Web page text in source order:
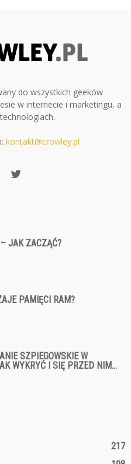
do wszystkich geeków
w internecie i marketingu, a
kontakt@crowley.pl
JAK ZACZĄĆ?
PAMIĘCI RAM?
SZPIEGOWSKIE W
WYKRYĆ I SIĘ PRZED NIM...
217